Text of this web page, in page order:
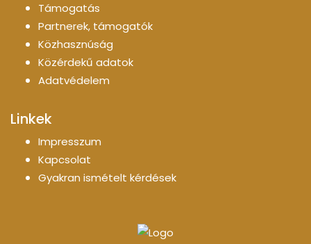
Támogatás
Partnerek, támogatók
Közhasznúság
Közérdekű adatok
Adatvédelem
Linkek
Impresszum
Kapcsolat
Gyakran ismételt kérdések